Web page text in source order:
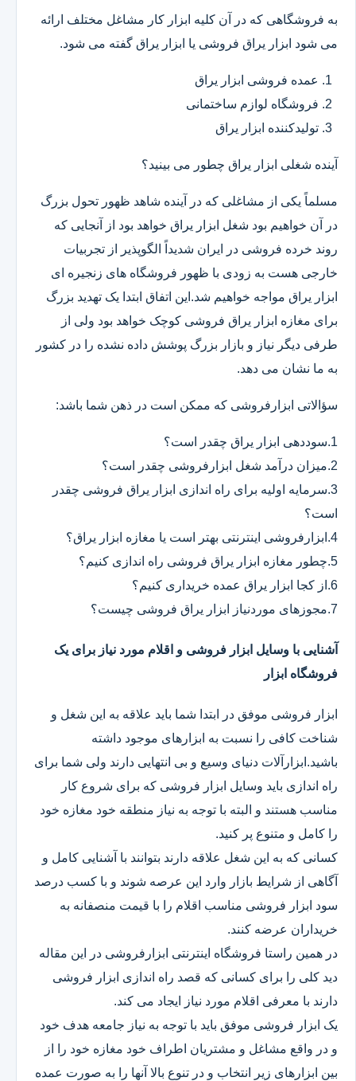
به فروشگاهی که در آن کلیه ابزار کار مشاغل مختلف ارائه
می شود ابزار یراق فروشی یا ابزار یراق گفته می شود.
عمده فروشی ابزار یراق
فروشگاه لوازم ساختمانی
تولیدکننده ابزار یراق
آینده شغلی ابزار یراق چطور می بینید؟
مسلماً یکی از مشاغلی که در آینده شاهد ظهور تحول بزرگ
در آن خواهیم بود شغل ابزار یراق خواهد بود از آنجایی که
روند خرده فروشی در ایران شدیداً الگوپذیر از تجربیات
خارجی هست به زودی با ظهور فروشگاه های زنجیره ای
ابزار یراق مواجه خواهیم شد.این اتفاق ابتدا یک تهدید بزرگ
برای مغازه ابزار یراق فروشی کوچک خواهد بود ولی از
طرفی دیگر نیاز و بازار بزرگ پوشش داده نشده را در کشور
به ما نشان می دهد.
سؤالاتی ابزارفروشی که ممکن است در ذهن شما باشد:
1.سوددهی ابزار یراق چقدر است؟
2.میزان درآمد شغل ابزارفروشی چقدر است؟
3.سرمایه اولیه برای راه اندازی ابزار یراق فروشی چقدر
است؟
4.ابزارفروشی اینترنتی بهتر است یا مغازه ابزار یراق؟
5.چطور مغازه ابزار یراق فروشی راه اندازی کنیم؟
6.از کجا ابزار یراق عمده خریداری کنیم؟
7.مجوزهای موردنیاز ابزار یراق فروشی چیست؟
آشنایی با وسایل ابزار فروشی و اقلام مورد نیاز برای یک
فروشگاه ابزار
ابزار فروشی موفق در ابتدا شما باید علاقه به این شغل و
شناخت کافی را نسبت به ابزارهای موجود داشته
باشید.ابزارآلات دنیای وسیع و بی انتهایی دارند ولی شما برای
راه اندازی باید وسایل ابزار فروشی که برای شروع کار
مناسب هستند و البته با توجه به نیاز منطقه خود مغازه خود
را کامل و متنوع پر کنید.
کسانی که به این شغل علاقه دارند بتوانند با آشنایی کامل و
آگاهی از شرایط بازار وارد این عرصه شوند و با کسب درصد
سود ابزار فروشی مناسب اقلام را با قیمت منصفانه به
خریداران عرضه کنند.
در همین راستا فروشگاه اینترنتی ابزارفروشی در این مقاله
دید کلی را برای کسانی که قصد راه اندازی ابزار فروشی
دارند با معرفی اقلام مورد نیاز ایجاد می کند.
یک ابزار فروشی موفق باید با توجه به نیاز جامعه هدف خود
و در واقع مشاغل و مشتریان اطراف خود مغازه خود را از
بین ابزارهای زیر انتخاب و در تنوع بالا آنها را به صورت عمده